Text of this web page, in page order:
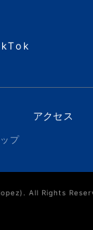
アクセス
プ
All Rights